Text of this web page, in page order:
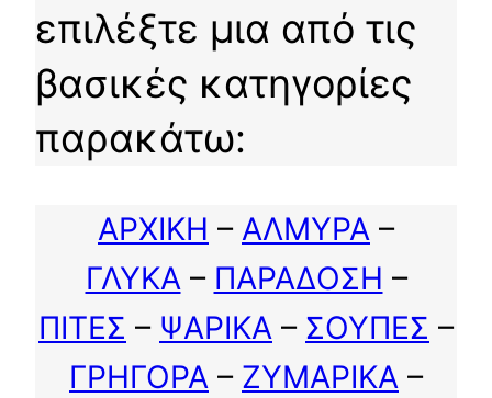
επιλέξτε μια από τις
βασικές κατηγορίες
παρακάτω:
ΑΡΧΙΚΗ – ΑΛΜΥΡΑ –
ΓΛΥΚΑ– ΠΑΡΑΔΟΣΗ –
ΠΙΤΕΣ – ΨΑΡΙΚΑ – ΣΟΥΠΕΣ –
ΓΡΗΓΟΡΑ – ΖΥΜΑΡΙΚΑ –